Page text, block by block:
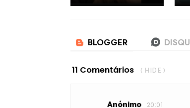
11 Comentários ( HIDE )
Anónimo 20:01